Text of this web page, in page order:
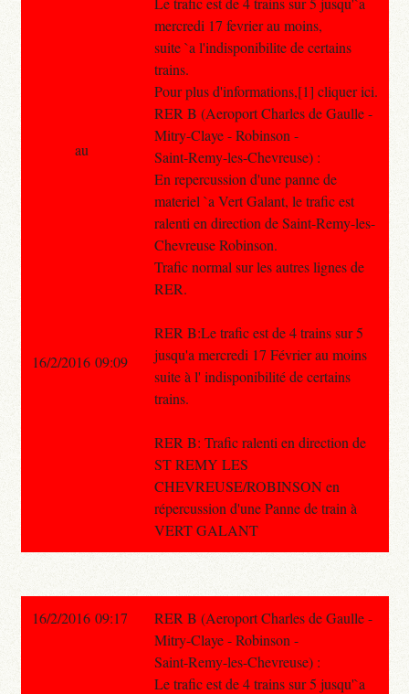
mercredi 17 fevrier au moins,
suite `a l'indisponibilite de certains
trains.
Pour plus d'informations,[1] cliquer ici.
RER B (Aeroport Charles de Gaulle -
Mitry-Claye - Robinson -
Saint-Remy-les-Chevreuse) :
En repercussion d'une panne de
materiel `a Vert Galant, le trafic est
ralenti en direction de Saint-Remy-les-
Chevreuse Robinson.
Trafic normal sur les autres lignes de
RER.
RER B:Le trafic est de 4 trains sur 5
jusqu'a mercredi 17 Février au moins
suite à l' indisponibilité de certains
trains.
RER B: Trafic ralenti en direction de
ST REMY LES
CHEVREUSE/ROBINSON en
répercussion d'une Panne de train à
VERT GALANT
au
16/2/2016 09:09
16/2/2016 09:17
RER B (Aeroport Charles de Gaulle -
Mitry-Claye - Robinson -
Saint-Remy-les-Chevreuse) :
Le trafic est de 4 trains sur 5 jusqu'`a